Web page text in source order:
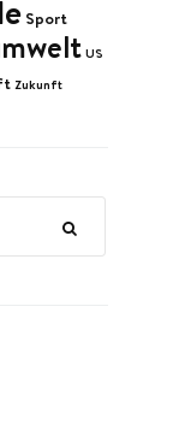
Sport
US
Zukunft